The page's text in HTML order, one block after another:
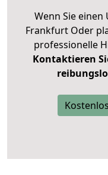
Wenn Sie
Frankfurt Oder
professionelle
Kontaktieren